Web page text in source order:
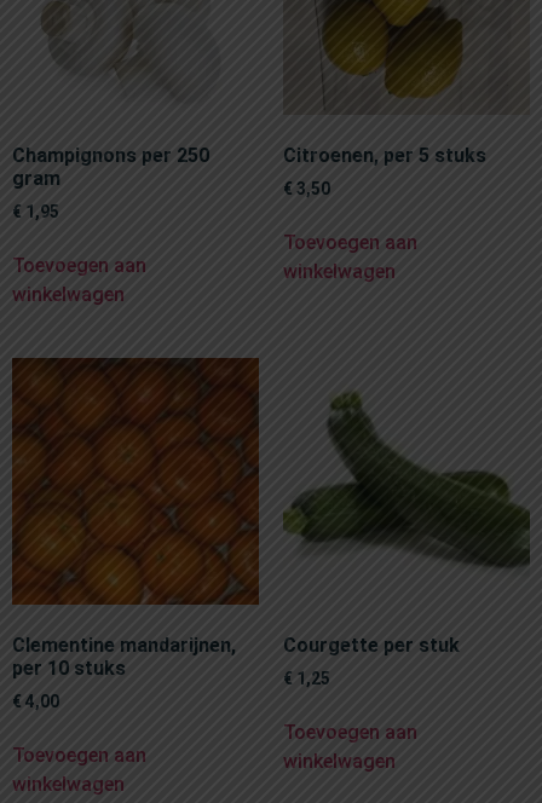
Champignons per 250
gram
€ 1,95
Toevoegen aan
winkelwagen
Citroenen, per 5 stuks
€ 3,50
Toevoegen aan
winkelwagen
Clementine mandarijnen,
per 10 stuks
€ 4,00
Toevoegen aan
winkelwagen
Courgette per stuk
€ 1,25
Toevoegen aan
winkelwagen